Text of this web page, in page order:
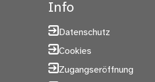
Info
Datenschutz
Cookies
Zugangseröffnung